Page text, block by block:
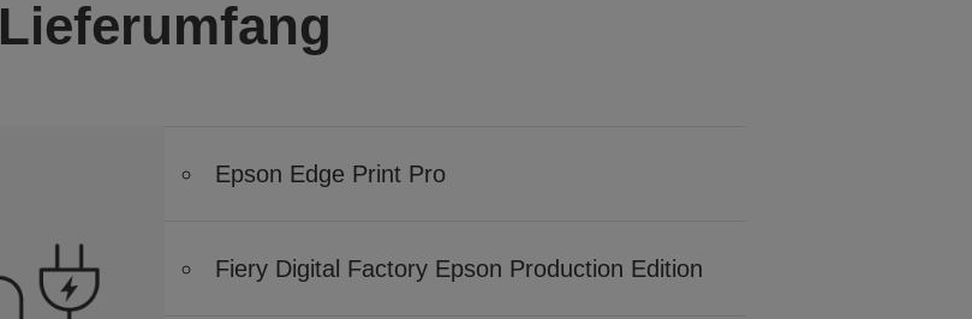
Lieferumfang
Epson Edge Print Pro
Fiery Digital Factory Epson Production Edition